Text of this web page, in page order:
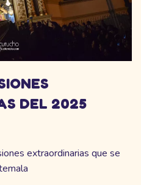
DEL 2025
extraordinarias que se